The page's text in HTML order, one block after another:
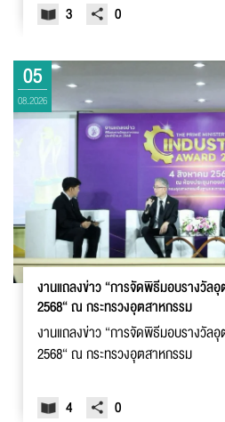
3
0
05
08.2026
งานแถลงข่าว “การจัดพิธีมอบรางวัล
2568“ ณ กระทรวงอุตสาหกรรม
งานแถลงข่าว “การจัดพิธีมอบรางวัล
2568“ ณ กระทรวงอุตสาหกรรม
4 0